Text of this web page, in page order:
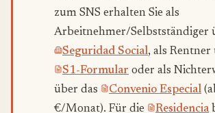
zum SNS erhalten Sie als
Arbeitnehmer/Selbstständiger
Seguridad Social, als Rentner
S1-Formular oder als
über das
Convenio Especial
€/Monat). Für die
Residencia